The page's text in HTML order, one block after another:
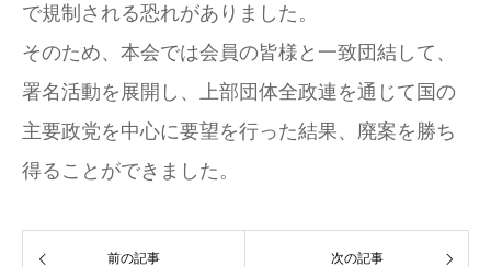
で規制される恐れがありました。
そのため、本会では会員の皆様と一致団結して、
署名活動を展開し、上部団体全政連を通じて国の
主要政党を中心に要望を行った結果、廃案を勝ち
得ることができました。
前の記事 次の記事